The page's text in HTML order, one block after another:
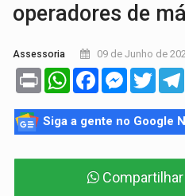
operadores de
Assessoria 09 de Junho de
Print WhatsAppFacebookMessenger
Siga a gente no Google